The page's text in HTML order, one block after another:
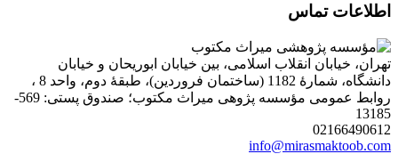
اطلاعات تماس
تهران، خیابان انقلاب اسلامی، بین خیابان ابوریحان و خیابان
دانشگاه، شمارۀ 1182 (ساختمان فروردین)، طبقۀ دوم، واحد 8 ،
روابط عمومی مؤسسه پژوهی میراث مکتوب؛ صندوق پستی: 569-
13185
02166490612
info@mirasmaktoob.com